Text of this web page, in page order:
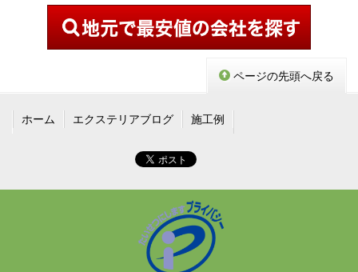
ページの先頭へ戻る
ホーム エクステリアブログ 施工例